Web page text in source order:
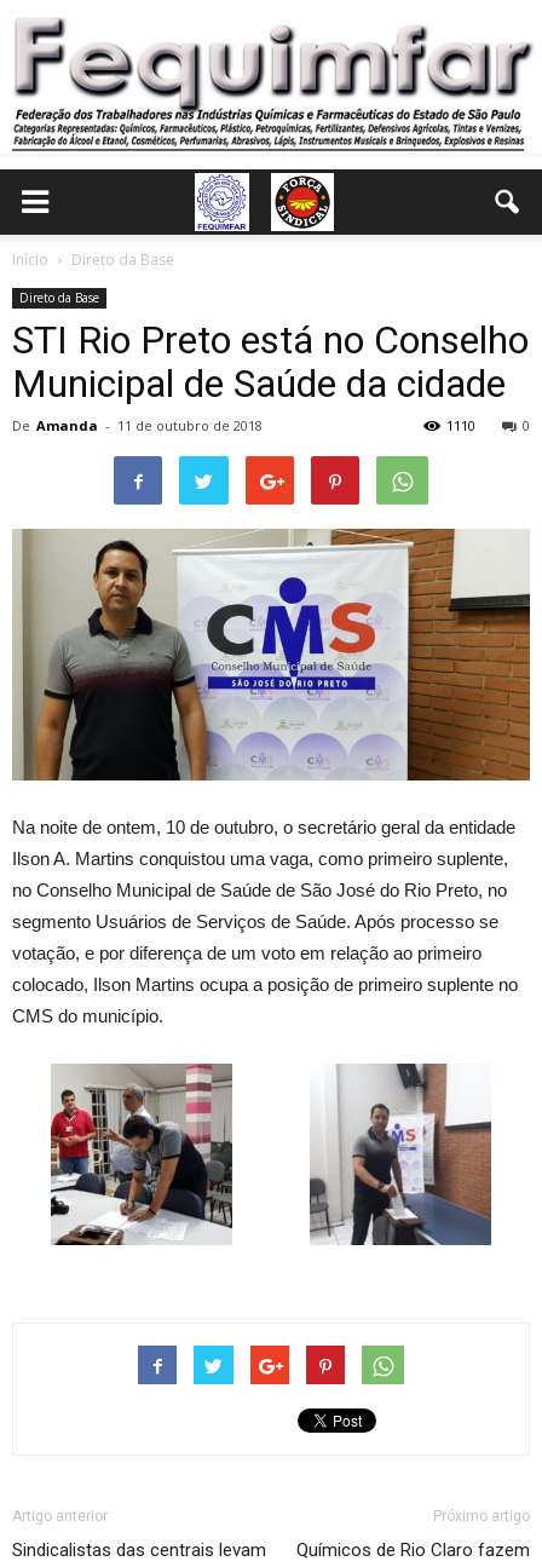
Início Direto da Base
Direto da Base
STI Rio Preto está no Conselho
Municipal de Saúde da cidade
De Amanda - 11 de outubro de 2018 0
1110
Na noite de ontem, 10 de outubro, o secretário geral da entidade
Ilson A. Martins conquistou uma vaga, como primeiro suplente,
no Conselho Municipal de Saúde de São José do Rio Preto, no
segmento Usuários de Serviços de Saúde. Após processo se
votação, e por diferença de um voto em relação ao primeiro
colocado, Ilson Martins ocupa a posição de primeiro suplente no
CMS do município.
Artigo anterior
Sindicalistas das centrais levam
Próximo artigo
Químicos de Rio Claro fazem